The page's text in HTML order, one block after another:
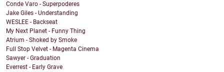
Conde Varo - Superpoderes
Jake Giles - Understanding
WESLEE - Backseat
My Next Planet - Funny Thing
Atrium - Shoked by Smoke
Full Stop Velvet - Magenta Cinema
Sawyer - Graduation
Everrest - Early Grave